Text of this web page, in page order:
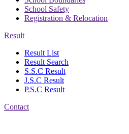
School Safety
Registration & Relocation
Result
Result List
Result Search
S.S.C Result
J.S.C Result
P.S.C Result
Contact